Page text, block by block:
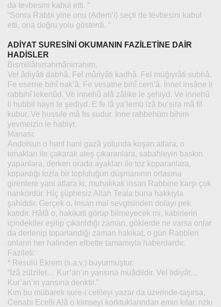
da tevbesini kabul etti. “
“Sonra Rabbi yine onu (Adem’i) seçti de tevbesini kabul
etti, ona doğru yolu gösterdi. “
ADİYAT SURESİNİ OKUMANIN FAZİLETİNE DAİR
HADİSLER
Bismillâhirrahmânirrahım.
Vel âdiyâti dabhâ. Fel mûriyâti kadhâ. Fel müğıyrâti subhâ.
Fe eserne bihî nak’â. Fe vesatne bihî cem’â. İnnel insâne li
rabbihî lekenûd. Ve innehû alâ zâlike le şehiyd. Ve innehû
li hubbil hayri le şediyd. E fe lâ ya’lemü izâ bu’sira mâ fil
kubur. Ve hussıle mâ fıs sudur. İnne rabbehüm bihim
yevmeizin le habiyr.
Manası:
Andolsun o harıl harıl gazâ yolunda koşan atlara, o
tırnakları ile çakarak ateş çıkaranlara, sabahleyin baskın
yapanlara, derken orada ayakları ile toz koparanlara,
kopardığı tozla bir topluluğun düşmanının ortasına
girenlere yani atlara ki, muhakkak insan Rabbine karşı çok
nankördür. Hiç şüphesiz Allah Teala buna hakkıyla
şahiddir. Gerçek o, insan mal sevgisinden dolayı pek
katıdır. Hâlâ o, hakikati görüp bilmeyecek mi, kabirlerin
içindekiler eşilip çıkarıldığı zaman, göklerde ne varsa onlar
da derlenip toparlandığı zaman hakikat, o gün Rabbleri
onların her halinden elbette tamamıyla haberdardır.
Fazileti:
* Resulü Ekrem (s.a.v.) buyurmuştur:
“İzâ zülzilet… Kur’an’ın yarısına muâdildir. Vel fıdiyât…
Kur’an’ın yarısına denktir.”
Kim bu mübarek sure-i celileyi yazar da üzerinde-taşırsa,
Cenabı Ecelli Alâ o kimseyi korktuklarından emin kılar, rızkı